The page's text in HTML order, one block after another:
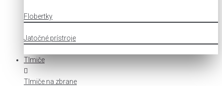
Flobertky
Jatočné prístroje
Tlmiče
Tlmiče na zbrane